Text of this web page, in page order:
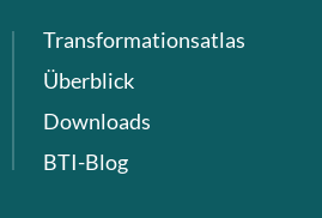
Transformationsatlas
Überblick
Downloads
BTI-Blog